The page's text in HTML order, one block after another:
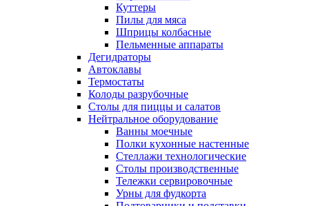
Куттеры
Пилы для мяса
Шприцы колбасные
Пельменные аппараты
Дегидраторы
Автоклавы
Термостаты
Колоды разрубочные
Столы для пиццы и салатов
Нейтральное оборудование
Ванны моечные
Полки кухонные настенные
Стеллажи технологические
Столы производственные
Тележки сервировочные
Урны для фудкорта